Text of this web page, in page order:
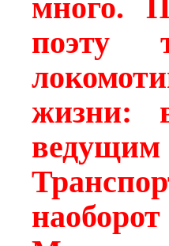
много.
поэту
жизни:
ведущим